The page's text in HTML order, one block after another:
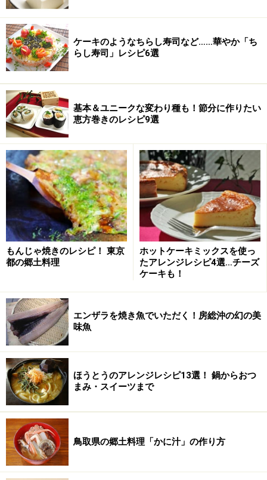
何と言っても一番美味しい部位は、骨付きのロースから
バラにかけての部分です。
この部分は塩焼きでも美味です。特に北海道産のベイビ
ーラムは羊くささとは無縁で、塩コショウだけで、十分
ローズマリーなどの香草類はもちろん合いますが、使う
量は輸入ラムよりもずっと少なめが良いです。せっかく
の羊の香りが香草によって台無しになりかねません。
炭火で焼くのが最高ですが、カンカンにおきた炭火では
駄目です。少し灰をかぶった状態くらいまで火勢が安定
してから、じっくりと焼くのがコツです。
北海道産のベイビーラムは非常に貴重です。運よく手に
入った時は、気の合う仲間を呼んでパーティです。骨を
しゃぶり、最後まで堪能できます。
ケーキのようなちらし寿司など……華やか「ち
らし寿司」レシピ6選
基本＆ユニークな変わり種も！節分に作りたい
恵方巻きのレシピ9選
もんじゃ焼きのレシピ！ 東京
都の郷土料理
ホットケーキミックスを使っ
たアレンジレシピ4選…チーズ
ケーキも！
エンザラを焼き魚でいただく！房総沖の幻の美
味魚
ほうとうのアレンジレシピ13選！ 鍋からおつ
まみ・スイーツまで
鳥取県の郷土料理「かに汁」の作り方